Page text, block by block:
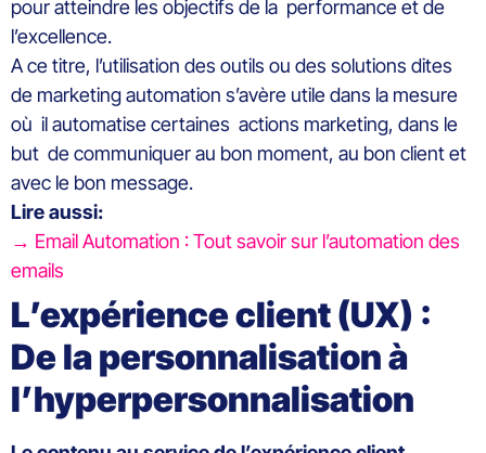
pour atteindre les objectifs de la performance et de
l’excellence.
A ce titre, l’utilisation des outils ou des solutions dites
de marketing automation s’avère utile dans la mesure
où il automatise certaines actions marketing, dans le
but de communiquer au bon moment, au bon client et
avec le bon message.
Lire aussi:
→ Email Automation : Tout savoir sur l’automation des
emails
L’expérience client (UX) :
De la personnalisation à
l’hyperpersonnalisation